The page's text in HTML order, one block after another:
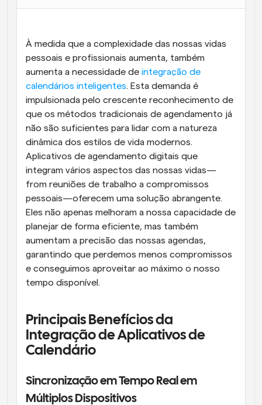
Agendamento potenciado com chamadas
impulsionadas por IA
Blogue
Mantenha-se atualizado com as últimas notícias e
atualizações
Reuniões Instantâneas
Reunião com clientes em minutos
Links de Grupo Dinâmico
Agende reuniões de forma fluida com várias pessoas
Webhooks
Receba notificações quando algo acontecer
À medida que a complexidade das nossas vidas
pessoais e profissionais aumenta, também
aumenta a necessidade de integração de
calendários inteligentes. Esta demanda é
impulsionada pelo crescente reconhecimento de
que os métodos tradicionais de agendamento já
não são suficientes para lidar com a natureza
dinâmica dos estilos de vida modernos.
Aplicativos de agendamento digitais que
integram vários aspectos das nossas vidas—
from reuniões de trabalho a compromissos
pessoais—oferecem uma solução abrangente.
Eles não apenas melhoram a nossa capacidade de
planejar de forma eficiente, mas também
aumentam a precisão das nossas agendas,
garantindo que perdemos menos compromissos
e conseguimos aproveitar ao máximo o nosso
tempo disponível.
Principais Benefícios da
Integração de Aplicativos de
Calendário
Sincronização em Tempo Real em
Múltiplos Dispositivos